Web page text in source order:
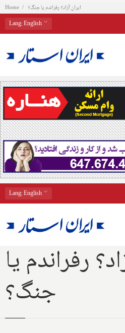
Home ایرانِ آزاد؟ رفراندم یا جنگ؟
Lang: English
Lang: English
رفراندم یا
جنگ؟